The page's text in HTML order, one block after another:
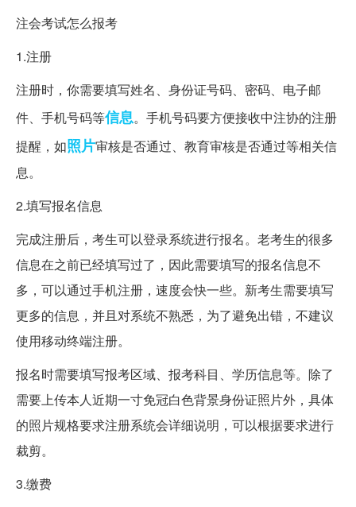
注会考试怎么报考
1.注册
注册时，你需要填写姓名、身份证号码、密码、电子邮
件、手机号码等信息。手机号码要方便接收中注协的注册
提醒，如照片审核是否通过、教育审核是否通过等相关信
息。
2.填写报名信息
完成注册后，考生可以登录系统进行报名。老考生的很多
信息在之前已经填写过了，因此需要填写的报名信息不
多，可以通过手机注册，速度会快一些。新考生需要填写
更多的信息，并且对系统不熟悉，为了避免出错，不建议
使用移动终端注册。
报名时需要填写报考区域、报考科目、学历信息等。除了
需要上传本人近期一寸免冠白色背景身份证照片外，具体
的照片规格要求注册系统会详细说明，可以根据要求进行
裁剪。
3.缴费